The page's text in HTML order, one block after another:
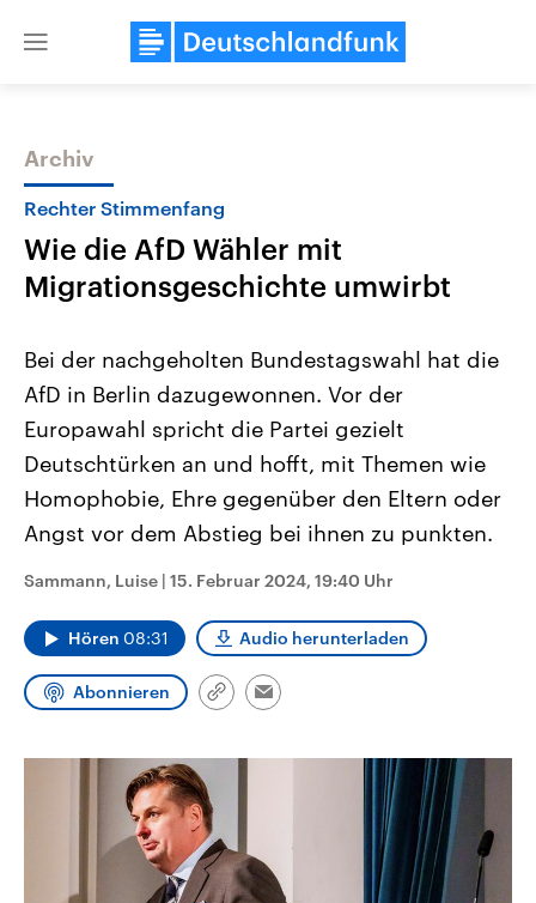
Close
Themen
Landtagswahl Sachsen-Anhalt
2026
Alle Informationen
Sachsen-Anhalt wählt am 6.
September 2026 einen neuen
Landtag. Seit 2021 wird das
Bundesland von einer Koalition aus
CDU, SPD und FDP regiert.-
Umfragen, Prognosen,
Wahlprogramme, aktuelle Berichte
und Kandidaten der anstehenden
Wahl.
USA
Aktuelle Beiträge,
Hintergründe
Wirtschaftlich und
gehören die Vereinigten
den mächtigsten Ländern
mit großem Einfluss auf
aktuelle Weltgeschehen.
Archiv
Rechter Stimmenfang
Wie die AfD Wähler mit
Migrationsgeschichte umwirbt
Bei der nachgeholten Bundestagswahl hat die
AfD in Berlin dazugewonnen. Vor der
Europawahl spricht die Partei gezielt
Deutschtürken an und hofft, mit Themen wie
Homophobie, Ehre gegenüber den Eltern oder
Angst vor dem Abstieg bei ihnen zu punkten.
Sammann, Luise | 15. Februar 2024, 19:40 Uhr
Hören 08:31 Audio herunterladen
Abonnieren
Link
Email